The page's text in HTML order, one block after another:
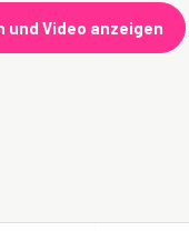
und Video anzeigen